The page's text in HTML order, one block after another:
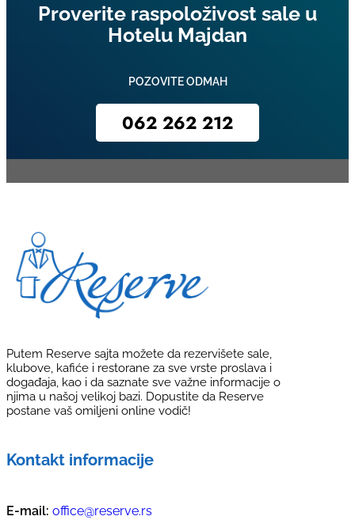
Proverite raspoloživost sale u
Hotelu Majdan
POZOVITE ODMAH
062 262 212
Putem Reserve sajta možete da rezervišete sale,
klubove, kafiće i restorane za sve vrste proslava i
događaja, kao i da saznate sve važne informacije o
njima u našoj velikoj bazi. Dopustite da Reserve
postane vaš omiljeni online vodič!
Kontakt informacije
E-mail: office@reserve.rs